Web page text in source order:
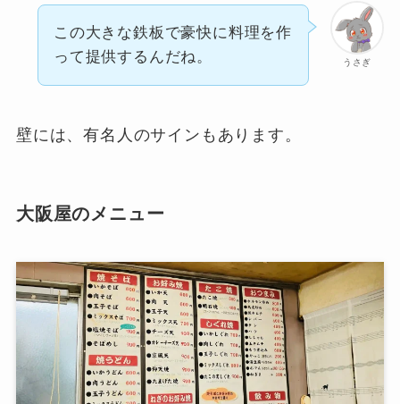
うさぎ
この大きな鉄板で豪快に料理を作
って提供するんだね。
壁には、有名人のサインもあります。
大阪屋のメニュー